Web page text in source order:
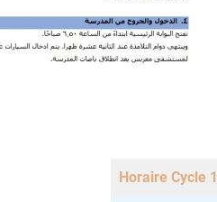
Horaire Cycle 1